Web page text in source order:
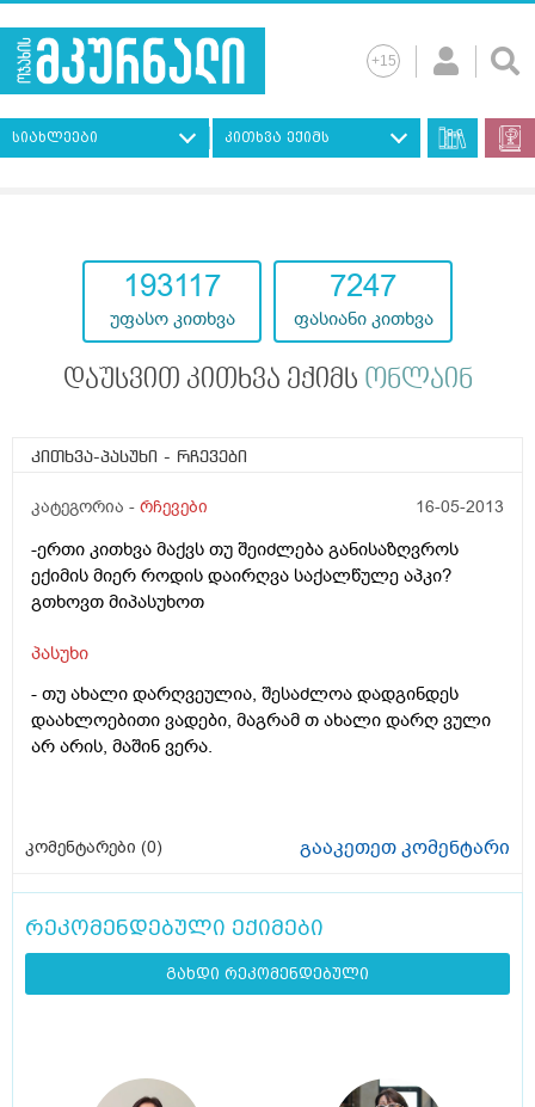
სიახლეები კითხვა ექიმს
193117
უფასო კითხვა
7247
ფასიანი კითხვა
დაუსვით კითხვა ექიმს ონლაინ
კითხვა-პასუხი - რჩევები
კატეგორია - რჩევები 16-05-2013
-ერთი კითხვა მაქვს თუ შეიძლება განისაზღვროს
ექიმის მიერ როდის დაირღვა საქალწულე აპკი?
გთხოვთ მიპასუხოთ
პასუხი
- თუ ახალი დარღვეულია, შესაძლოა დადგინდეს
დაახლოებითი ვადები, მაგრამ თ ახალი დარღ ვული
არ არის, მაშინ ვერა.
კომენტარები (0) გააკეთეთ კომენტარი
რეკომენდებული ექიმები
გახდი რეკომენდებული